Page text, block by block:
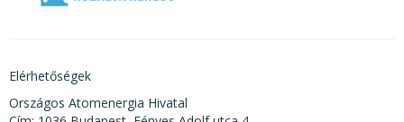
Elérhetőségek
Országos Atomenergia Hivatal